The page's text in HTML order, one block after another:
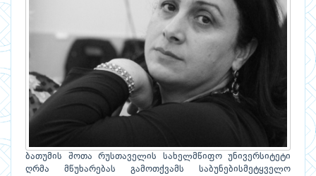
ბათუმის შოთა რუსთაველის სახელმწიფო უნივერსიტეტი
ღრმა მწუხარებას გამოთქვამს საბუნებისმეტყველო